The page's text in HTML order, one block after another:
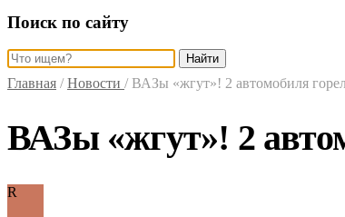
Поиск по сайту
Найти
Главная / Новости / ВАЗы «жгут»! 2 автомобиля
ВАЗы «жгут»! 2
R